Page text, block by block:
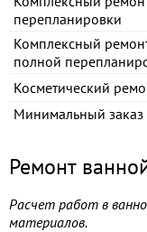
перепланировки
Комплексный
полной
Косметический
Минимальный заказ
Ремонт
Расчет работ в
материалов.